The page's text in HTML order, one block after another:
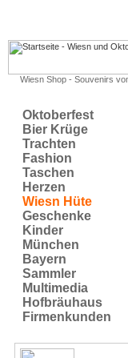
Wiesn Shop - Souvenirs
Oktoberfest
Bier Krüge
Trachten
Fashion
Taschen
Herzen
Wiesn Hüte
Geschenke
Kinder
München
Bayern
Sammler
Multimedia
Hofbräuhaus
Firmenkunden